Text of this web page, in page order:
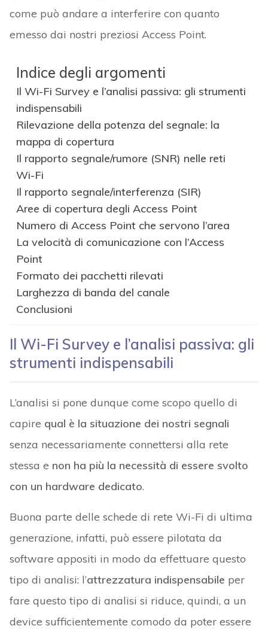
come può andare a interferire con quanto
emesso dai nostri preziosi Access Point.
Indice degli argomenti
Il Wi-Fi Survey e l’analisi passiva: gli strumenti
indispensabili
Rilevazione della potenza del segnale: la
mappa di copertura
Il rapporto segnale/rumore (SNR) nelle reti
Wi-Fi
Il rapporto segnale/interferenza (SIR)
Aree di copertura degli Access Point
Numero di Access Point che servono l’area
La velocità di comunicazione con l’Access
Point
Formato dei pacchetti rilevati
Larghezza di banda del canale
Conclusioni
Il Wi-Fi Survey e l’analisi passiva: gli
strumenti indispensabili
L’analisi si pone dunque come scopo quello di
capire qual è la situazione dei nostri segnali
senza necessariamente connettersi alla rete
stessa e non ha più la necessità di essere svolto
con un hardware dedicato.
Buona parte delle schede di rete Wi-Fi di ultima
generazione, infatti, può essere pilotata da
software appositi in modo da effettuare questo
tipo di analisi: l’attrezzatura indispensabile per
fare questo tipo di analisi si riduce, quindi, a un
device sufficientemente comodo da poter essere